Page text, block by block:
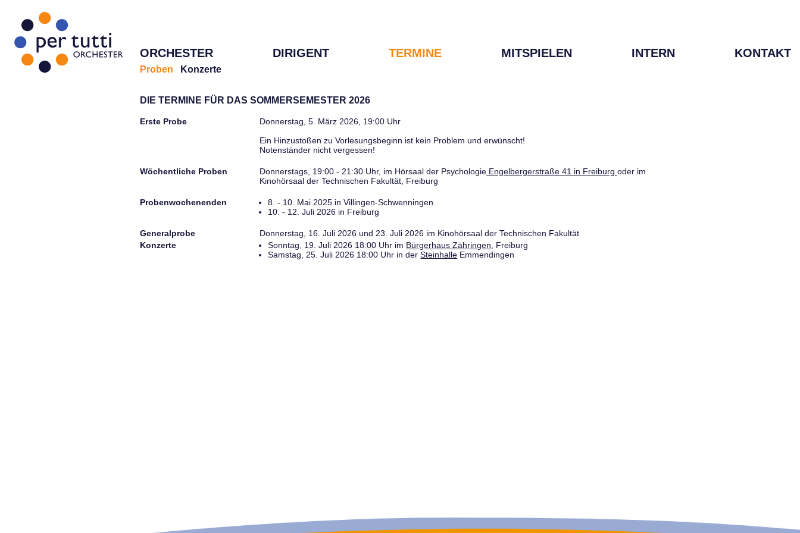
ORCHESTER DIRIGENT TERMINE MITSPIELEN INTERN KONTAKT
Proben Konzerte
DIE TERMINE FÜR DAS SOMMERSEMESTER 2026
Erste Probe
Donnerstag, 5. März 2026, 19:00 Uhr
Ein Hinzustoßen zu Vorlesungsbeginn ist kein Problem und erwünscht!
Notenständer nicht vergessen!
Wöchentliche Proben Donnerstags, 19:00 - 21:30 Uhr, im Hörsaal der Psychologie Engelbergerstraße 41 in Freiburg oder im
Kinohörsaal der Technischen Fakultät, Freiburg
Probenwochenenden
8. - 10. Mai 2025 in Villingen-Schwenningen
10. - 12. Juli 2026 in Freiburg
Generalprobe
Donnerstag, 16. Juli 2026 und 23. Juli 2026 im Kinohörsaal der Technischen Fakultät
Konzerte
Sonntag, 19. Juli 2026 18:00 Uhr im Bürgerhaus Zähringen , Freiburg
Samstag, 25. Juli 2026 18:00 Uhr in derSteinhalle Emmendingen